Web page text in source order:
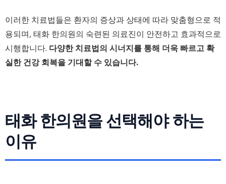
이러한 치료법들은 환자의 증상과 상태에 따라 맞춤형으로 적
용되며, 태화 한의원의 숙련된 의료진이 안전하고 효과적으로
시행합니다. 다양한 치료법의 시너지를 통해 더욱 빠르고 확
실한 건강 회복을 기대할 수 있습니다.
태화 한의원을 선택해야 하는
이유